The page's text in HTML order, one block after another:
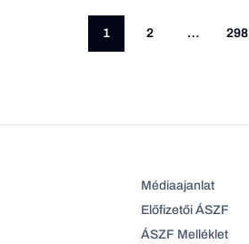
1 2 … 298
Médiaajanlat
Előfizetői ÁSZF
ÁSZF Melléklet